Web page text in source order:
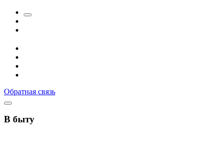
Обратная связь
В быту